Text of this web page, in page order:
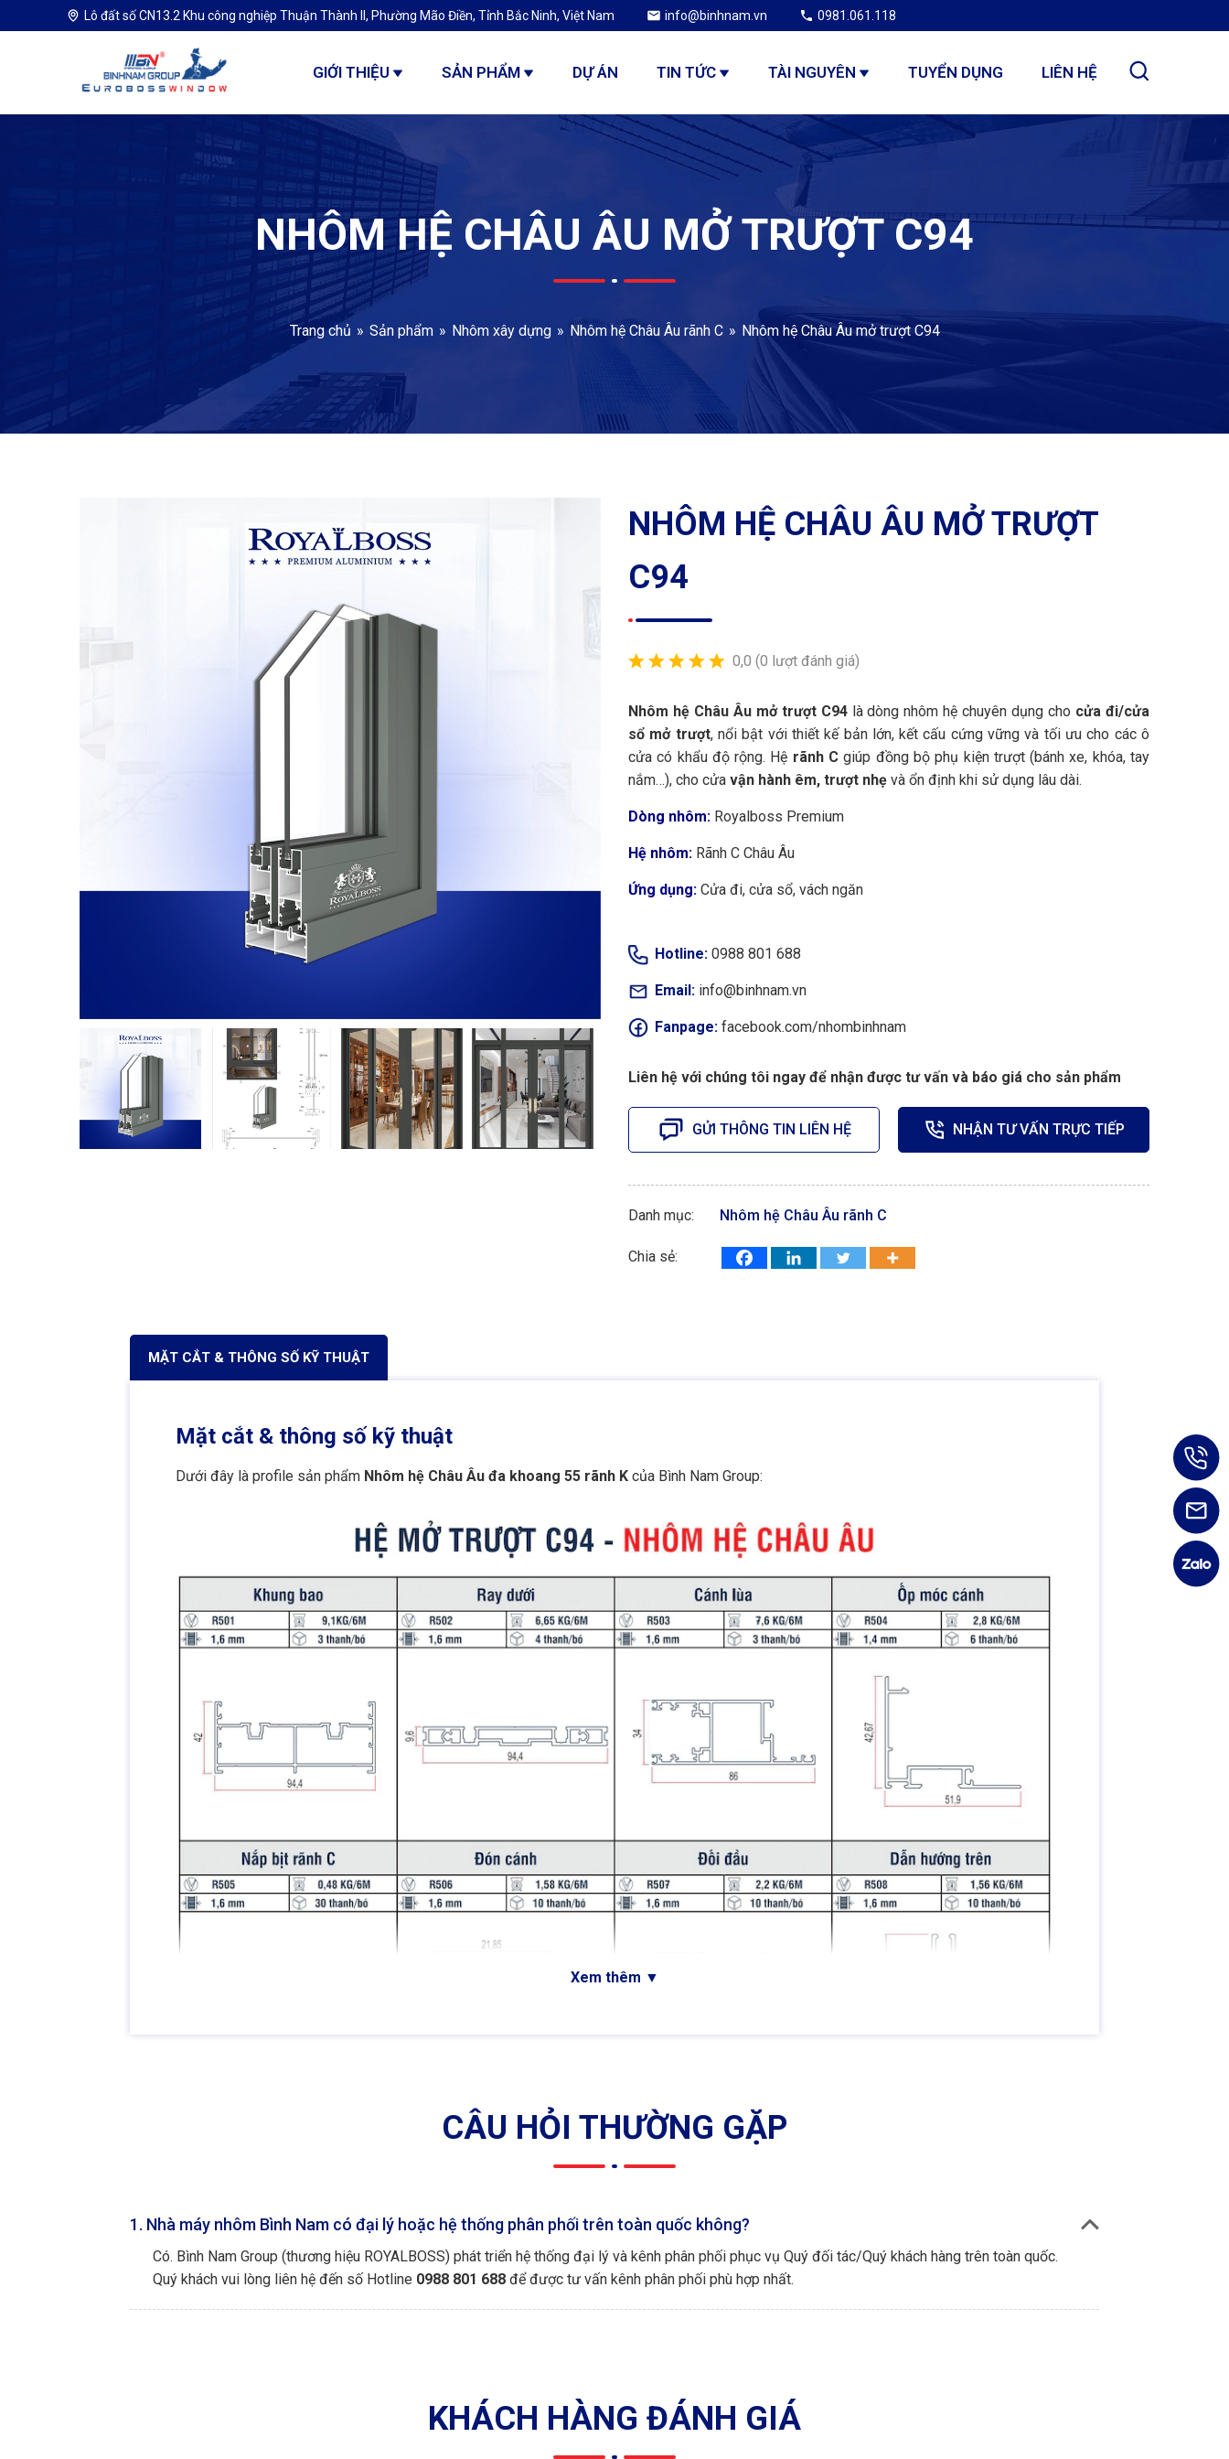
Lô đất số CN13.2 Khu công nghiệp Thuận Thành II, Phường Mão Điền, Tỉnh Bắc Ninh, Việt Nam info@binhnam.vn 0981.061.118
GIỚI THIỆU SẢN PHẨM DỰ ÁN TIN TỨC TÀI NGUYÊN TUYỂN DỤNG LIÊN HỆ
NHÔM HỆ CHÂU ÂU MỞ TRƯỢT C94
Trang chủ Sản phẩm Nhôm xây dựng Nhôm hệ Châu Âu rãnh C Nhôm hệ Châu Âu mở trượt C94
NHÔM HỆ CHÂU ÂU MỞ TRƯỢT
C94
0,0 (0 lượt đánh giá)
Nhôm hệ Châu Âu mở trượt C94là dòng nhôm hệ chuyên dụng cho cửa đi/cửa
sổ mở trượt, nổi bật với thiết kế bản lớn, kết cấu cứng vững và tối ưu cho các ô
cửa có khẩu độ rộng. Hệ rãnh C giúp đồng bộ phụ kiện trượt (bánh xe, khóa, tay
nắm…), cho cửa vận hành êm, trượt nhẹ và ổn định khi sử dụng lâu dài.
Dòng nhôm: Royalboss Premium
Hệ nhôm: Rãnh C Châu Âu
Ứng dụng: Cửa đi, cửa sổ, vách ngăn
Hotline: 0988 801 688
Email: info@binhnam.vn
Fanpage: facebook.com/nhombinhnam
Liên hệ với chúng tôi ngay để nhận được tư vấn và báo giá cho sản phẩm
GỬI THÔNG TIN LIÊN HỆ NHẬN TƯ VẤN TRỰC TIẾP
Danh mục: Nhôm hệ Châu Âu rãnh C
Chia sẻ:
MẶT CẮT & THÔNG SỐ KỸ THUẬT
Mặt cắt & thông số kỹ thuật
Dưới đây là profile sản phẩm Nhôm hệ Châu Âu đa khoang 55 rãnh K của Bình Nam Group:
Xem thêm ▼
CÂU HỎI THƯỜNG GẶP
1. Nhà máy nhôm Bình Nam có đại lý hoặc hệ thống phân phối trên toàn quốc không?
Có. Bình Nam Group (thương hiệu ROYALBOSS) phát triển hệ thống đại lý và kênh phân phối phục vụ Quý đối tác/Quý khách hàng trên toàn quốc.
Quý khách vui lòng liên hệ đến số Hotline 0988 801 688 để được tư vấn kênh phân phối phù hợp nhất.
KHÁCH HÀNG ĐÁNH GIÁ